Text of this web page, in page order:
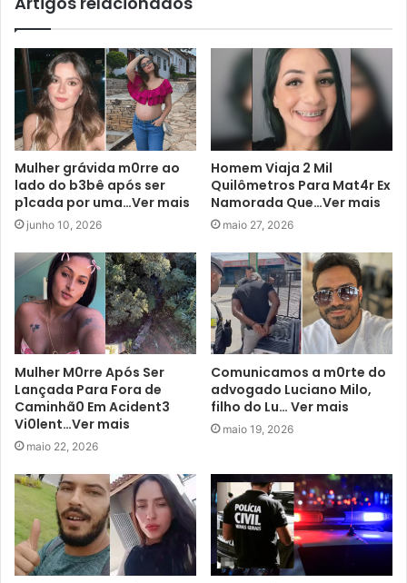
Mulher grávida m0rre ao
lado do b3bê após ser
p1cada por uma…Ver mais
junho 10, 2026
Homem Viaja 2 Mil
Quilômetros Para Mat4r Ex
Namorada Que…Ver mais
maio 27, 2026
Mulher M0rre Após Ser
Lançada Para Fora de
Caminhã0 Em Acident3
Vi0lent…Ver mais
maio 22, 2026
Comunicamos a m0rte do
advogado Luciano Milo,
filho do Lu… Ver mais
maio 19, 2026